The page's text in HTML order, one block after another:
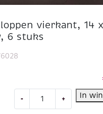
vierkant, 14
6 stuks
-
Enveloppen
+ In